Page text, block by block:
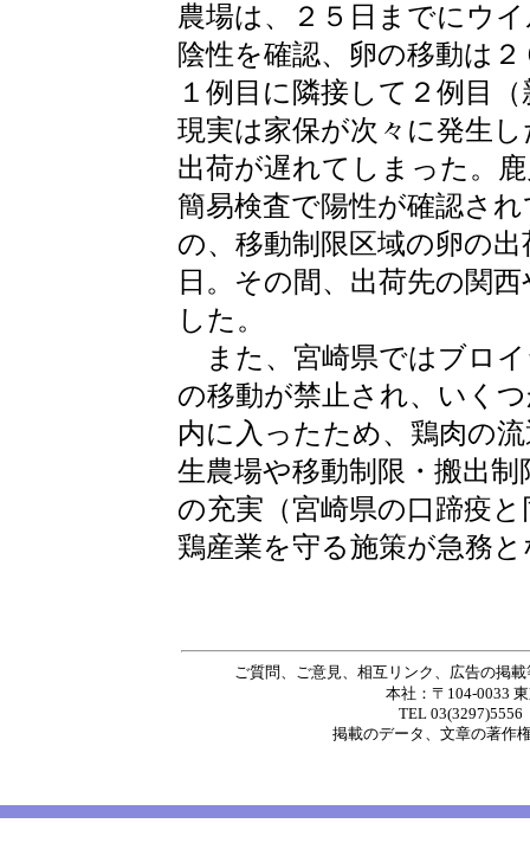
農場は、２５日までにウ
陰性を確認、卵の移動は
１例目に隣接して２例目
現実は家保が次々に発生
出荷が遅れてしまった。
簡易検査で陽性が確認さ
の、移動制限区域の卵の
日。その間、出荷先の関
した。
また、宮崎県ではブロ
の移動が禁止され、いく
内に入ったため、鶏肉の
生農場や移動制限・搬出
の充実（宮崎県の口蹄疫
鶏産業を守る施策が急務
ご質問、ご意見、相互リンク、広告の掲
本社：〒104-0033
TEL
掲載のデータ 、 文章の著作